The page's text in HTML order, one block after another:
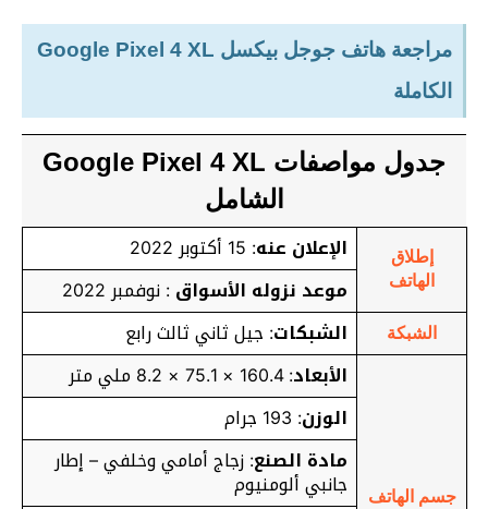
مراجعة هاتف جوجل بيكسل Google Pixel 4 XL
الكاملة
جدول مواصفات Google Pixel 4 XL
الشامل
إطلاق
الهاتف
الإعلان عنه: 15 أكتوبر 2022
موعد نزوله الأسواق: نوفمبر 2022
الشبكة الشبكات: جيل ثاني ثالث رابع
جسم الهاتف
الأبعاد: 160.4 × 75.1 × 8.2 ملي متر
الوزن: 193 جرام
مادة الصنع: زجاج أمامي وخلفي – إطار
جانبي ألومنيوم